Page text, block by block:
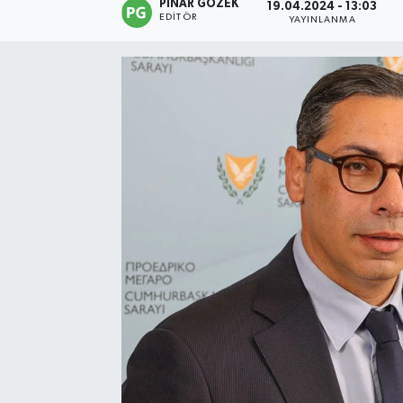
PINAR GÖZEK
EDITÖR
19.04.2024 - 13:03
YAYINLANMA